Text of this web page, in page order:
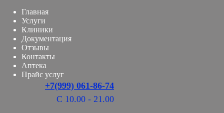
Главная
Услуги
Клиники
Документация
Отзывы
Контакты
Аптека
Прайс услуг
+7(999) 061-86-74
С 10.00 - 21.00